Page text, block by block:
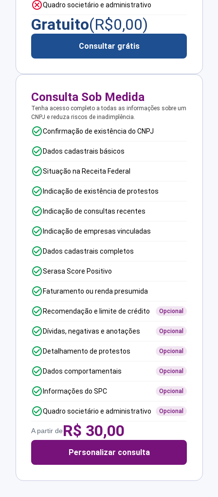
Quadro societário e administrativo
Gratuito(R$0,00)
Consultar grátis
Consulta Sob Medida
Tenha acesso completo a todas as informações sobre um
CNPJ e reduza riscos de inadimplência.
Confirmação de existência do CNPJ
Dados cadastrais básicos
Situação na Receita Federal
Indicação de existência de protestos
Indicação de consultas recentes
Indicação de empresas vinculadas
Dados cadastrais completos
Serasa Score Positivo
Faturamento ou renda presumida
Recomendação e limite de crédito Opcional
Dívidas, negativas e anotações Opcional
Detalhamento de protestos Opcional
Dados comportamentais Opcional
Informações do SPC Opcional
Quadro societário e administrativo Opcional
A partir deR$ 30,00
Personalizar consulta